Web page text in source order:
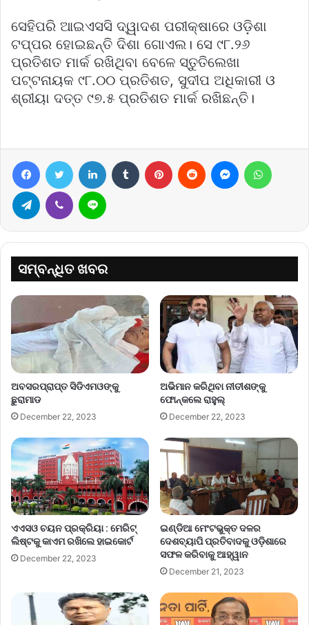
ସେହିପରି ଆଇଏସସି ଦ୍ୱାଦଶ ପରୀକ୍ଷାରେ ଓଡ଼ିଶା
ଟପ୍ପର ହୋଇଛନ୍ତି ଦିଶା ଗୋଏଲ। ସେ ୯୮.୨୬
ପ୍ରତିଶତ ମାର୍କ ରଖିଥିବା ବେଳେ ସ୍ତୁତିଲେଖା
ପଟ୍ଟନାୟକ ୯୮.୦୦ ପ୍ରତିଶତ, ସୁଦୀପ ଅଧିକାରୀ ଓ
ଶ୍ରୀୟା ଦତ୍ତ ୯୭.୫ ପ୍ରତିଶତ ମାର୍କ ରଖିଛନ୍ତି।
FacebookTwitter LinkedIn Tumblr Pinterest Reddit Messenger
Telegram Viber Line
ସମ୍ବନ୍ଧିତ ଖବର
ଅବସରପ୍ରାପ୍ତ ସିଡିଏମଓଙ୍କୁ
ଛୁରାମାଡ
December 22, 2023
ଅଭିମାନ କରିଥିବା ନୀତୀଶଙ୍କୁ
ଫୋନ୍‌କଲେ ରାହୁଲ୍‌
December 22, 2023
ଏଏସଓ ଚୟନ ପ୍ରକ୍ରିୟା : ମେରିଟ୍
ଲିଷ୍ଟକୁ କାଏମ ରଖିଲେ ହାଇକୋର୍ଟ
December 22, 2023
ଇଣ୍ଡିଆ ମେଂଟଭୁକ୍ତ ଦଳର
ଦେଶବ୍ୟାପି ପ୍ରତିବାଦକୁ ଓଡ଼ିଶାରେ
ସଫଳ କରିବାକୁ ଆହ୍ୱାନ
December 21, 2023